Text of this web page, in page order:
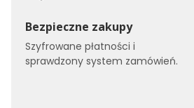
Bezpieczne zakupy
Szyfrowane płatności i
sprawdzony system zamówień.